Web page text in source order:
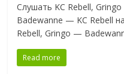
Слушать KC Rebell,
Badewanne — KC Rebell
Rebell, Gringo —
Read more